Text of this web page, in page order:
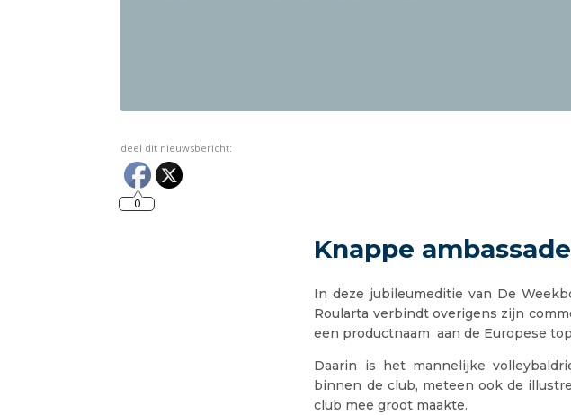
deel dit nieuwsbericht:
0
Knappe
In deze jubileumeditie van De
Roularta verbindt overigens zijn
een productnaam aan de Europese
Daarin is het mannelijke
binnen de club, meteen ook de
club mee groot maakte.